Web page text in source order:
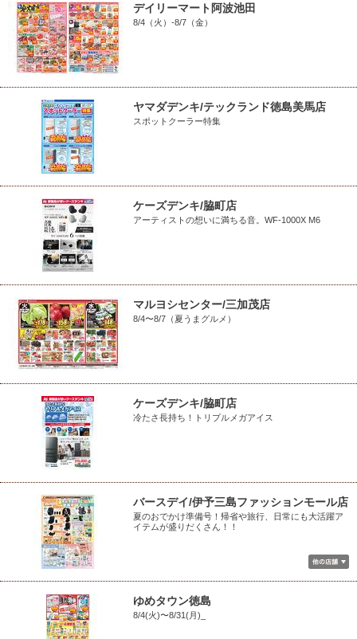
デイリーマート阿波池田
8/4（火）-8/7（金）
ヤマダデンキ/テックランド徳島美馬店
スポットクーラー特集
ケーズデンキ/脇町店
アーティストの想いに満ちる音。WF-1000X M6
マルヨシセンター/三加茂店
8/4〜8/7（夏うまグルメ）
ケーズデンキ/脇町店
冷たさ長持ち！トリプルメガアイス
バースデイ/伊予三島ファッションモール店
夏のおでかけ準備号！帰省や旅行、日常にも大活躍ア
イテムが盛りだくさん！！
ゆめタウン徳島
8/4(火)〜8/31(月)_